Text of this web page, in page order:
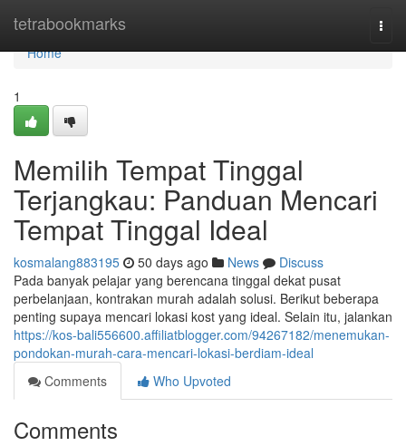
tetrabookmarks
Home
Home
1
Memilih Tempat Tinggal
Terjangkau: Panduan Mencari
Tempat Tinggal Ideal
kosmalang883195 50 days ago News
Discuss
Pada banyak pelajar yang berencana tinggal dekat pusat
perbelanjaan, kontrakan murah adalah solusi. Berikut beberapa
penting supaya mencari lokasi kost yang ideal. Selain itu, jalankan
https://kos-bali556600.affiliatblogger.com/94267182/menemukan-
pondokan-murah-cara-mencari-lokasi-berdiam-ideal
Comments
Who Upvoted
Comments